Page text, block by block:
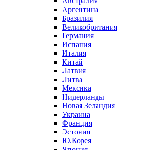
Аргентина
Бразилия
Великобритания
Германия
Испания
Италия
Китай
Латвия
Литва
Мексика
Нидерланды
Новая Зеландия
Украина
Франция
Эстония
Ю.Корея